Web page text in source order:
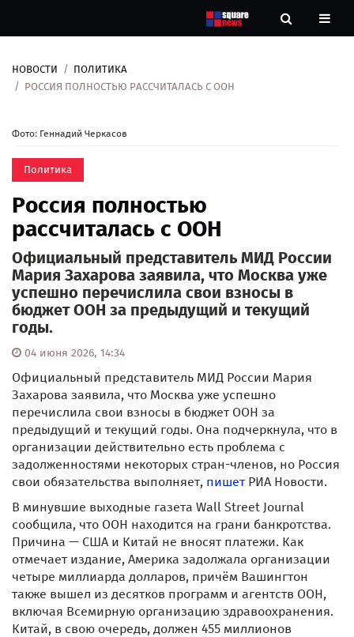
Новости
Контакты
О
нас
НОВОСТИ
ПОЛИТИКА
РОССИЯ ПОЛНОСТЬЮ РАССЧИТАЛАСЬ С ООН
Фото: Геннадий Черкасов
Политика
Россия полностью
рассчиталась с ООН
Официальный представитель МИД России
Мария Захарова заявила, что Москва уже
успешно перечислила свои взносы в
бюджет ООН за предыдущий и текущий
годы.
04 июня 2026, 14:34
Официальный представитель МИД России Мария
Захарова заявила, что Москва уже успешно
перечислила свои взносы в бюджет ООН за
предыдущий и текущий годы. Она подчеркнула, что в
организации действительно есть проблема с
задолженностями некоторых стран-членов, но Россия
свои обязательства выполняет, пишет РИА Новости.
В минувшие выходные газета Wall Street Journal
сообщила, что ООН находится на грани банкротства.
Причина — США и Китай не вносят платежи. Как
отмечает издание, Америка задолжала организации
четыре миллиарда долларов, причём Вашингтон
также вышел из десятков программ и агентств ООН,
включая Всемирную организацию здравоохранения.
Китай, в свою очередь, должен 455 миллионов